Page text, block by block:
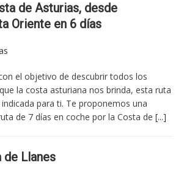
de Asturias, desde
Oriente en 6 días
el objetivo de descubrir todos los
la costa asturiana nos brinda, esta ruta
para ti. Te proponemos una
de 7 días en coche por la Costa de [...]
de Llanes